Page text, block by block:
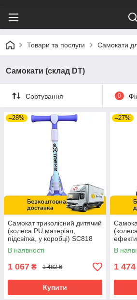
Товари та послуги Самокати
Самокати (склад DT)
Сортування 0
–28%
Самокат триколісний дитячий
(колеса PU матеріал,
підсвітка, у коробці) SC818
Фіолетовий
В наявності
1 067 ₴ 1 482 ₴
Купити
–27%
В
1 474